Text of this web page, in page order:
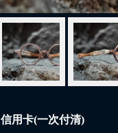
信用卡(一次付清)